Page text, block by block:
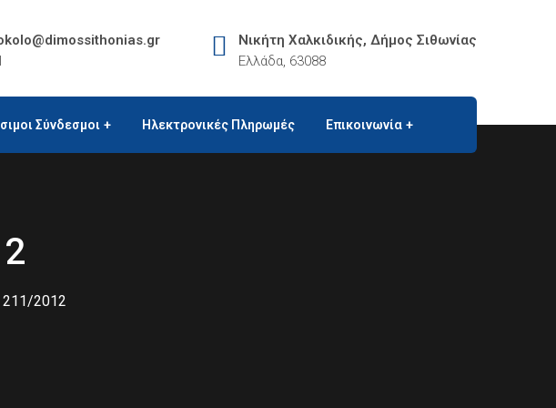
Νικήτη Χαλκιδικής, Δήμος Σιθωνίας
Ελλάδα, 63088
Σύνδεσμοι Ηλεκτρονικές Πληρωμές Επικοινωνία
211/2012